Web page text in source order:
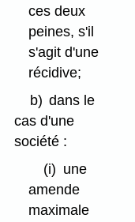
ces deux
peines, s'il
s'agit d'une
récidive;
b) dans le
cas d'une
société :
(i) une
amende
maximale